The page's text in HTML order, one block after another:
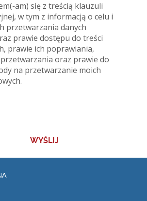
am) się z treścią klauzuli
w tym z informacją o celu i
przetwarzania danych
prawie dostępu do treści
prawie ich poprawiania,
oraz prawie do
na przetwarzanie moich